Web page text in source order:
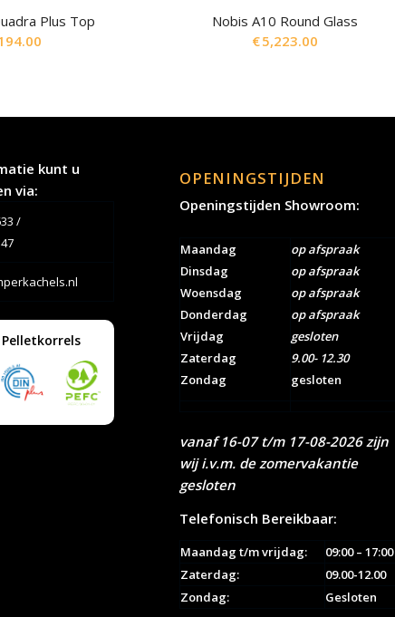
Plus Top
Nobis A10 Round Glass
€5,223.00
kunt u
via:
/
OPENINGSTIJDEN
Openingstijden Showroom:
Maandag
Dinsdag
Woensdag
Donderdag
Vrijdag
Zaterdag
Zondag
op afspraak
op afspraak
op afspraak
op afspraak
gesloten
9.00- 12.30
gesloten
vanaf 16-07 t/m 17-08-2026 zijn
wij i.v.m. de zomervakantie
gesloten
Telefonisch Bereikbaar:
Maandag t/m vrijdag:
09:00 – 17:00
Zaterdag:
09.00-12.00
Zondag:
Gesloten